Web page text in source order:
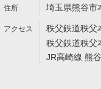
埼玉県熊谷市
秩父鉄道秩父
秩父鉄道秩父
JR高崎線 熊